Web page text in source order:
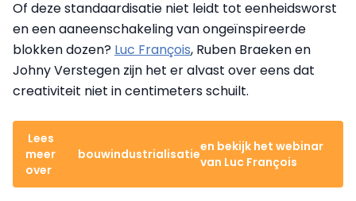
Of deze standaardisatie niet leidt tot eenheidsworst
en een aaneenschakeling van ongeïnspireerde
blokken dozen? Luc François, Ruben Braeken en
Johny Verstegen zijn het er alvast over eens dat
creativiteit niet in centimeters schuilt.
Lees
meer
over
bouwindustrialisatieen bekijk het webinar
van Luc François